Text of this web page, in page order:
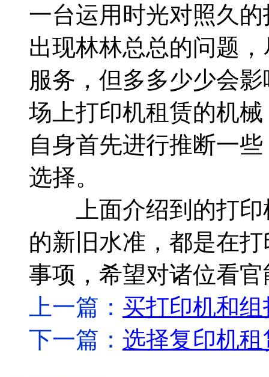
一台运用时光对照久
出现林林总总的问题
服务，但多多少少会
场上打印机租赁的机
自身首先进行推断一
选择。
上面介绍到的打印
的新旧水准，都是在
事项，希望对诸位看
上一篇： 买打印机和
下一篇： 选择复印机